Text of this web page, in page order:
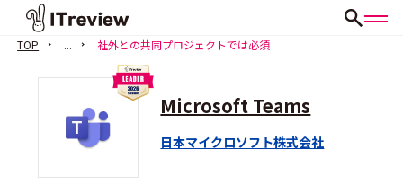
TOP ... 社外との共同プロジェクトでは必須
Microsoft Teams
日本マイクロソフト株式会社